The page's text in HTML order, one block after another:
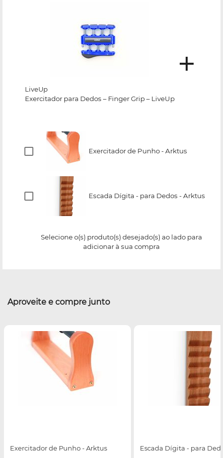
LiveUp
Exercitador para Dedos – Finger Grip – LiveUp
Exercitador de Punho - Arktus
Escada Dígita - para Dedos - Arktus
Selecione o(s) produto(s) desejado(s) ao lado para
adicionar à sua compra
Aproveite e compre junto
Exercitador de Punho - Arktus Escada Dígita - para